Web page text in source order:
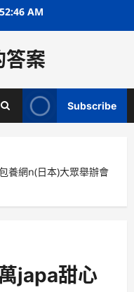
AM
答案
Subscribe
養網n(日本)大眾舉辦會
japa甜心